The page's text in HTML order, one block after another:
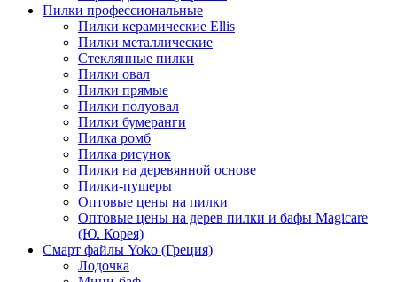
Пилки профессиональные
Пилки керамические Ellis
Пилки металлические
Стеклянные пилки
Пилки овал
Пилки прямые
Пилки полуовал
Пилки бумеранги
Пилка ромб
Пилка рисунок
Пилки на деревянной основе
Пилки-пушеры
Оптовые цены на пилки
Оптовые цены на дерев пилки и бафы Magicare
(Ю. Корея)
Смарт файлы Yoko (Греция)
Лодочка